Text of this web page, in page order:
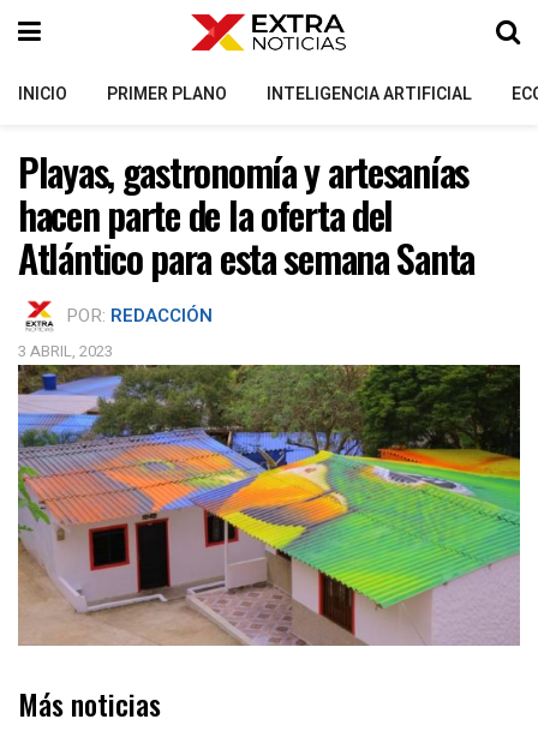
INICIO PRIMER PLANO INTELIGENCIA ARTIFICIAL
Playas, gastronomía y artesanías
hacen parte de la oferta del
Atlántico para esta semana Santa
POR: REDACCIÓN
3 ABRIL, 2023
Más noticias